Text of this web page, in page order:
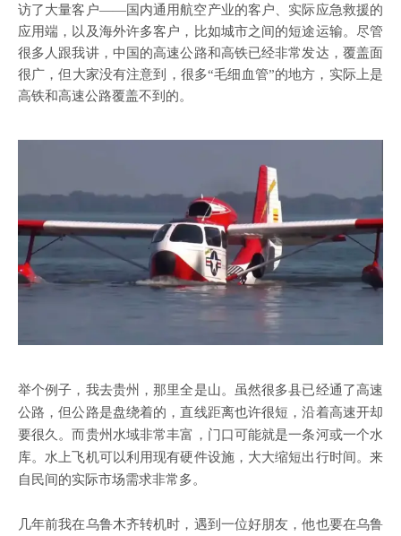
访了大量客户——国内通用航空产业的客户、实际应急救援的
应用端，以及海外许多客户，比如城市之间的短途运输。尽管
很多人跟我讲，中国的高速公路和高铁已经非常发达，覆盖面
很广，但大家没有注意到，很多“毛细血管”的地方，实际上是
高铁和高速公路覆盖不到的。
举个例子，我去贵州，那里全是山。虽然很多县已经通了高速
公路，但公路是盘绕着的，直线距离也许很短，沿着高速开却
要很久。而贵州水域非常丰富，门口可能就是一条河或一个水
库。水上飞机可以利用现有硬件设施，大大缩短出行时间。来
自民间的实际市场需求非常多。
几年前我在乌鲁木齐转机时，遇到一位好朋友，他也要在乌鲁